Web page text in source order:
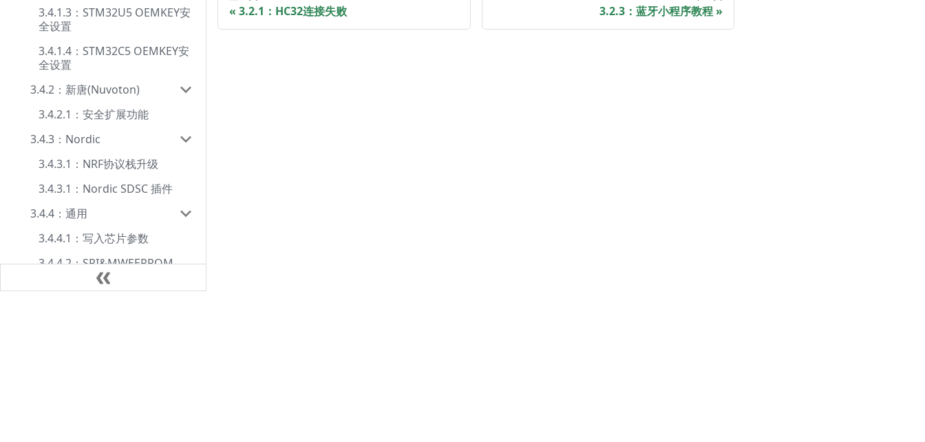
3.4.1.3：STM32U5 OEMKEY安
全设置
3.4.1.4：STM32C5 OEMKEY安
全设置
3.4.2：新唐(Nuvoton)
3.4.2.1：安全扩展功能
3.4.3：Nordic
3.4.3.1：NRF协议栈升级
3.4.3.1：Nordic SDSC 插件
3.4.4：通用
3.4.4.1：写入芯片参数
3.4.4.2：SPI&MWEEPROM
3.4.4.3：OEM KEY
3.2.1：HC32连接失败 3.2.3：蓝牙小程序教程